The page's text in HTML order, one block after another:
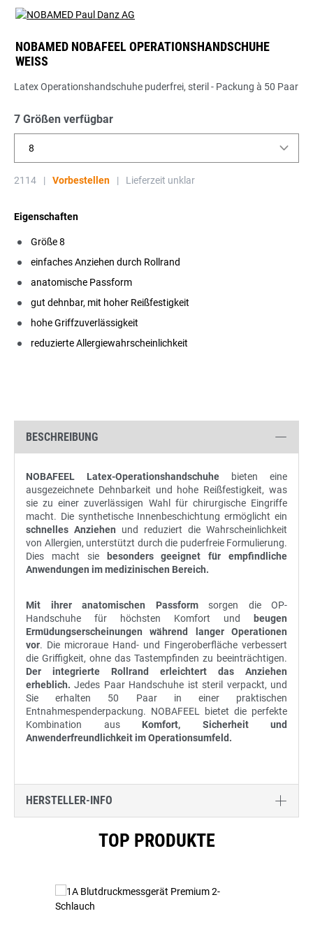
NOBAMED NOBAFEEL OPERATIONSHANDSCHUHE
WEISS
Latex Operationshandschuhe puderfrei, steril - Packung à 50 Paar
7 Größen verfügbar
8
2114 | Vorbestellen | Lieferzeit unklar
Eigenschaften
Größe 8
einfaches Anziehen durch Rollrand
anatomische Passform
gut dehnbar, mit hoher Reißfestigkeit
hohe Griffzuverlässigkeit
reduzierte Allergiewahrscheinlichkeit
BESCHREIBUNG
NOBAFEEL Latex-Operationshandschuhe bieten eine
ausgezeichnete Dehnbarkeit und hohe Reißfestigkeit, was
sie zu einer zuverlässigen Wahl für chirurgische Eingriffe
macht. Die synthetische Innenbeschichtung ermöglicht ein
schnelles Anziehen und reduziert die Wahrscheinlichkeit
von Allergien, unterstützt durch die puderfreie Formulierung.
Dies macht sie
besonders geeignet für empfindliche
Anwendungen im medizinischen Bereich.
Mit ihrer anatomischen Passformsorgen die OP-
Handschuhe für höchsten Komfort und
beugen
Ermüdungserscheinungen während langer Operationen
vor. Die microraue Hand- und Fingeroberfläche verbessert
die Griffigkeit, ohne das Tastempfinden zu beeinträchtigen.
Der integrierte Rollrand erleichtert das Anziehen
erheblich. Jedes Paar Handschuhe ist steril verpackt, und
Sie erhalten 50 Paar in einer praktischen
Entnahmespenderpackung. NOBAFEEL bietet die perfekte
Kombination aus Komfort, Sicherheit und
Anwenderfreundlichkeit im Operationsumfeld.
HERSTELLER-INFO
TOP PRODUKTE